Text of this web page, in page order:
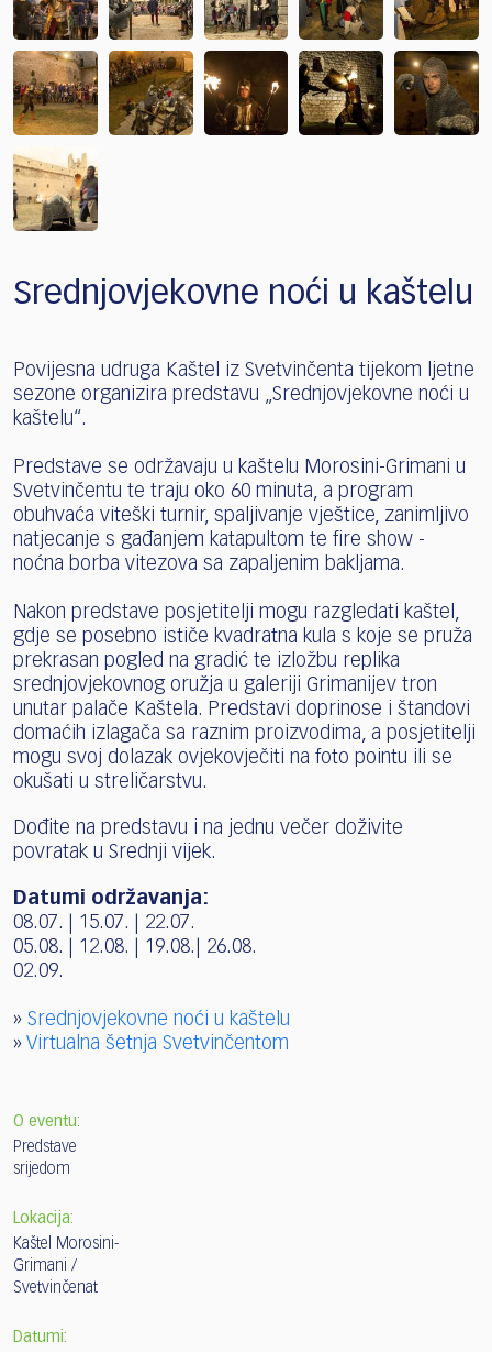
Srednjovjekovne noći u kaštelu
Povijesna udruga Kaštel iz Svetvinčenta tijekom ljetne
sezone organizira predstavu „Srednjovjekovne noći u
kaštelu“.
Predstave se održavaju u kaštelu Morosini-Grimani u
Svetvinčentu te traju oko 60 minuta, a program
obuhvaća viteški turnir, spaljivanje vještice, zanimljivo
natjecanje s gađanjem katapultom te fire show -
noćna borba vitezova sa zapaljenim bakljama.
Nakon predstave posjetitelji mogu razgledati kaštel,
gdje se posebno ističe kvadratna kula s koje se pruža
prekrasan pogled na gradić te izložbu replika
srednjovjekovnog oružja u galeriji Grimanijev tron
unutar palače Kaštela. Predstavi doprinose i štandovi
domaćih izlagača sa raznim proizvodima, a posjetitelji
mogu svoj dolazak ovjekovječiti na foto pointu ili se
okušati u streličarstvu.
Dođite na predstavu i na jednu večer doživite
povratak u Srednji vijek.
Datumi održavanja:
08.07. | 15.07. | 22.07.
05.08. | 12.08. | 19.08.| 26.08.
02.09.
» Srednjovjekovne noći u kaštelu
» Virtualna šetnja Svetvinčentom
O eventu:
Predstave
srijedom
Lokacija:
Kaštel Morosini-
Grimani /
Svetvinčenat
Datumi: